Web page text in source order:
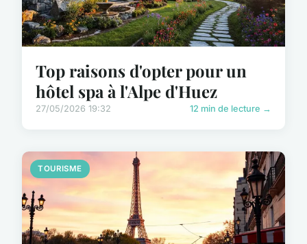
Top raisons d'opter pour un
hôtel spa à l'Alpe d'Huez
27/05/2026 19:32 12 min de lecture →
TOURISME